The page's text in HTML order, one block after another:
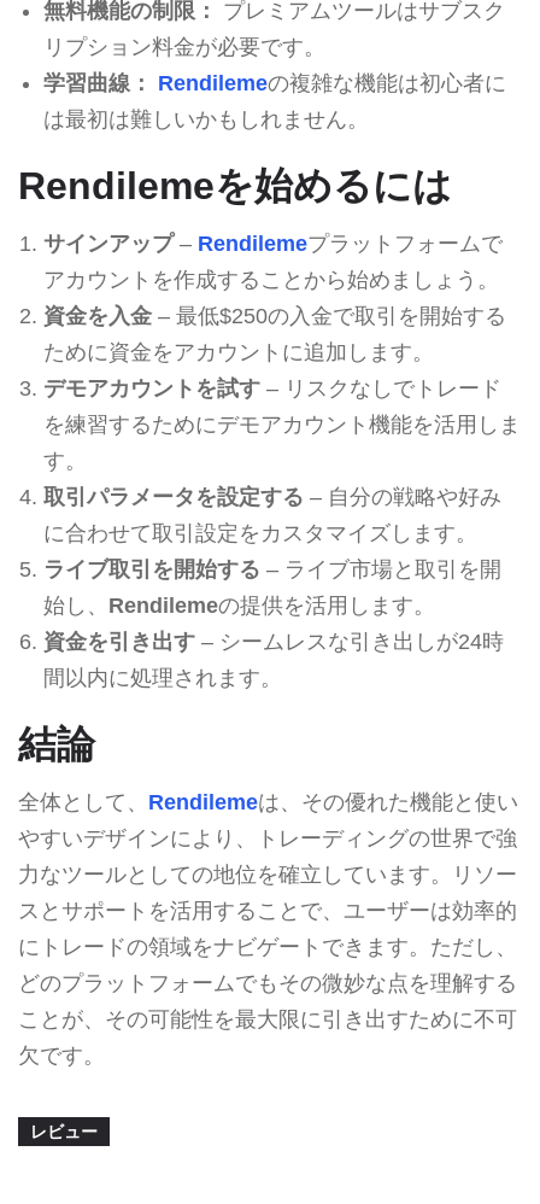
無料機能の制限：
プレミアムツールはサブスク
リプション料金が必要です。
学習曲線：
Rendilemeの複雑な機能は初心者に
は最初は難しいかもしれません。
Rendilemeを始めるには
サインアップ– Rendilemeプラットフォームで
アカウントを作成することから始めましょう。
資金を入金– 最低$250の入金で取引を開始する
ために資金をアカウントに追加します。
デモアカウントを試す– リスクなしでトレード
を練習するためにデモアカウント機能を活用しま
す。
取引パラメータを設定する – 自分の戦略や好み
に合わせて取引設定をカスタマイズします。
ライブ取引を開始する – ライブ市場と取引を開
始し、 Rendilemeの提供を活用します。
資金を引き出す– シームレスな引き出しが24時
間以内に処理されます。
結論
全体として、 Rendilemeは、その優れた機能と使い
やすいデザインにより、トレーディングの世界で強
力なツールとしての地位を確立しています。リソー
スとサポートを活用することで、ユーザーは効率的
にトレードの領域をナビゲートできます。ただし、
どのプラットフォームでもその微妙な点を理解する
ことが、その可能性を最大限に引き出すために不可
欠です。
レビュー